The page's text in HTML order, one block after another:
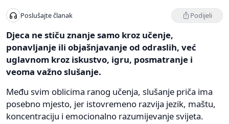
Poslušajte članak Podijeli
Djeca ne stiču znanje samo kroz učenje,
ponavljanje ili objašnjavanje od odraslih, već
uglavnom kroz iskustvo, igru, posmatranje i
veoma važno slušanje.
Među svim oblicima ranog učenja, slušanje priča ima
posebno mjesto, jer istovremeno razvija jezik, maštu,
koncentraciju i emocionalno razumijevanje svijeta.